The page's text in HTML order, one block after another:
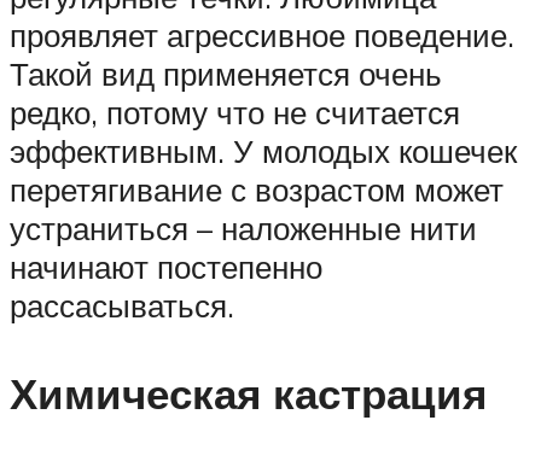
проявляет агрессивное поведение.
Такой вид применяется очень
редко, потому что не считается
эффективным. У молодых кошечек
перетягивание с возрастом может
устраниться – наложенные нити
начинают постепенно
рассасываться.
Химическая кастрация